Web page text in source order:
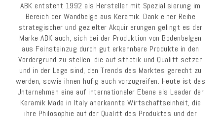
ABK entsteht 1992 als Hersteller mit Spezialisierung im
Bereich der Wandbelge aus Keramik. Dank einer Reihe
strategischer und gezielter Akquirierungen gelingt es der
Marke ABK auch, sich bei der Produktion von Bodenbelgen
aus Feinsteinzug durch gut erkennbare Produkte in den
Vordergrund zu stellen, die auf sthetik und Qualitt setzen
und in der Lage sind, den Trends des Marktes gerecht zu
werden, sowie ihnen hufig auch vorzugreifen. Heute ist das
Unternehmen eine auf internationaler Ebene als Leader der
Keramik Made in Italy anerkannte Wirtschaftseinheit, die
ihre Philosophie auf der Qualitt des Produktes und der